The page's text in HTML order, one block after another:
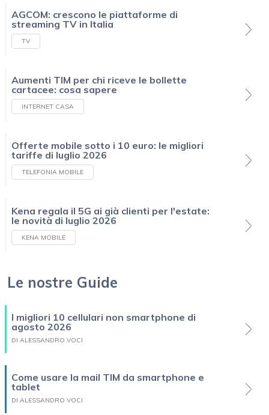
AGCOM: crescono le piattaforme di
streaming TV in Italia
TV
Aumenti TIM per chi riceve le bollette
cartacee: cosa sapere
INTERNET CASA
Offerte mobile sotto i 10 euro: le migliori
tariffe di luglio 2026
TELEFONIA MOBILE
Kena regala il 5G ai già clienti per l'estate:
le novità di luglio 2026
KENA MOBILE
Le nostre Guide
I migliori 10 cellulari non smartphone di
agosto 2026
DI ALESSANDRO VOCI
Come usare la mail TIM da smartphone e
tablet
DI ALESSANDRO VOCI